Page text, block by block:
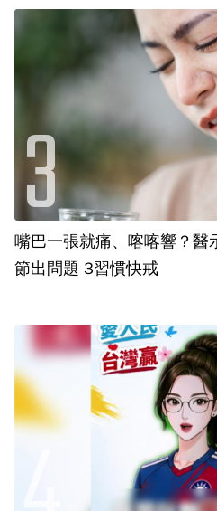
嘴巴一張就痛、喀喀響？醫
節出問題 3習慣快戒